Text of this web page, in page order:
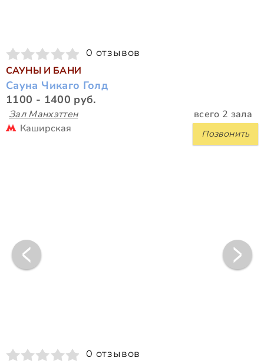
0 отзывов
САУНЫ И БАНИ
Сауна Чикаго Голд
1100 - 1400 руб.
Зал Манхэттен всего 2 зала
Позвонить
Каширская
0 отзывов